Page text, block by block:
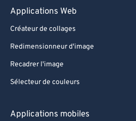
Applications Web
Créateur de collages
Redimensionneur d'image
Recadrer l'image
Sélecteur de couleurs
Applications mobiles